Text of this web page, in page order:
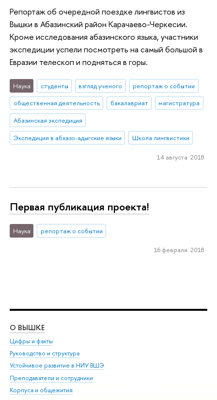
Репортаж об очередной поездке лингвистов из
Вышки в Абазинский район Карачаево-Черкесии.
Кроме исследования абазинского языка, участники
экспедиции успели посмотреть на самый большой в
Евразии телескоп и подняться в горы.
Наука студенты взгляд ученого
репортаж о событии
общественная деятельность
бакалавриат
магистратура
Абазинская экспедиция
Экспедиция в абхазо-адыгские языки
Школа лингвистики
14 августа 2018
Первая публикация проекта!
Наука репортаж о событии
16 февраля 2018
О ВЫШКЕ
Цифры и факты
Руководство и структура
Устойчивое развитие в НИУ ВШЭ
Преподаватели и сотрудники
Корпуса и общежития